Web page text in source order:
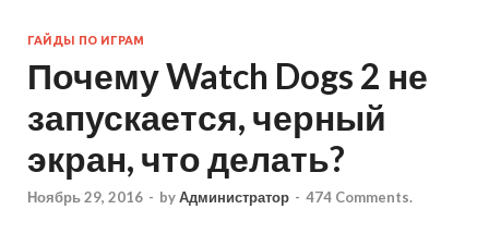
ГАЙДЫ ПО ИГРАМ
Почему Watch Dogs 2 не
запускается, черный
экран, что делать?
Ноябрь 29, 2016 - byАдминистратор - 474 Comments.